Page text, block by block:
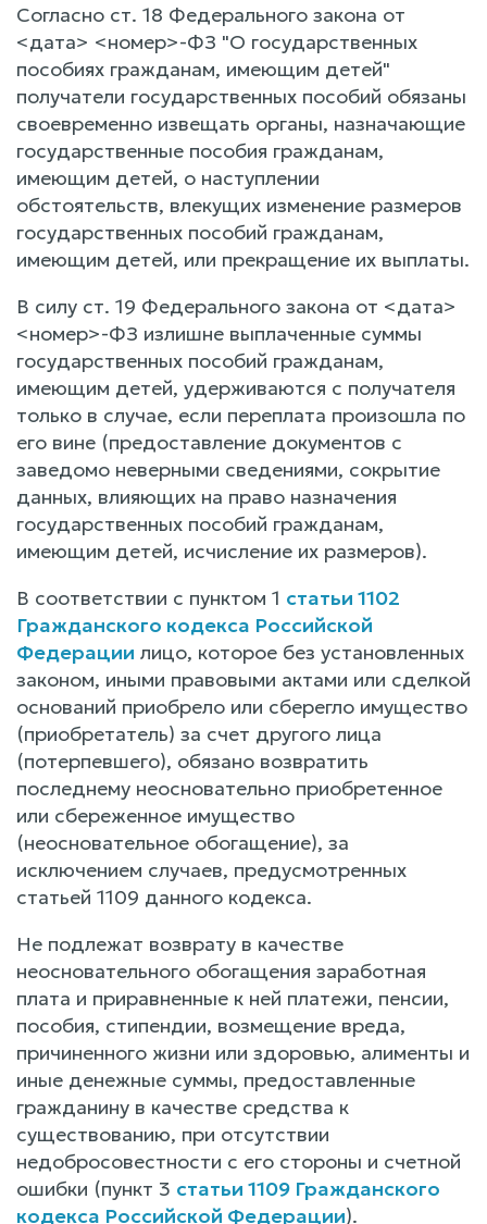
Согласно ст. 18 Федерального закона от
<дата> <номер>-ФЗ "О государственных
пособиях гражданам, имеющим детей"
получатели государственных пособий обязаны
своевременно извещать органы, назначающие
государственные пособия гражданам,
имеющим детей, о наступлении
обстоятельств, влекущих изменение размеров
государственных пособий гражданам,
имеющим детей, или прекращение их выплаты.
В силу ст. 19 Федерального закона от <дата>
<номер>-ФЗ излишне выплаченные суммы
государственных пособий гражданам,
имеющим детей, удерживаются с получателя
только в случае, если переплата произошла по
его вине (предоставление документов с
заведомо неверными сведениями, сокрытие
данных, влияющих на право назначения
государственных пособий гражданам,
имеющим детей, исчисление их размеров).
В соответствии с пунктом 1 статьи 1102
Гражданского кодекса Российской
Федерации лицо, которое без установленных
законом, иными правовыми актами или сделкой
оснований приобрело или сберегло имущество
(приобретатель) за счет другого лица
(потерпевшего), обязано возвратить
последнему неосновательно приобретенное
или сбереженное имущество
(неосновательное обогащение), за
исключением случаев, предусмотренных
статьей 1109 данного кодекса.
Не подлежат возврату в качестве
неосновательного обогащения заработная
плата и приравненные к ней платежи, пенсии,
пособия, стипендии, возмещение вреда,
причиненного жизни или здоровью, алименты и
иные денежные суммы, предоставленные
гражданину в качестве средства к
существованию, при отсутствии
недобросовестности с его стороны и счетной
ошибки (пункт 3 статьи 1109 Гражданского
кодекса Российской Федерации).